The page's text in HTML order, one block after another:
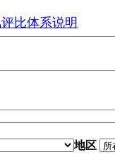
比体系说明
地区